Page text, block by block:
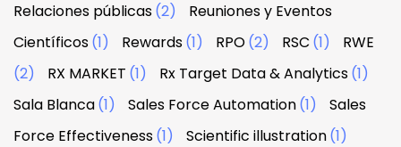
Relaciones públicas(2)
Reuniones y Eventos
Científicos(1) Rewards(1) RPO(2) RSC (1)
RWE
(2)
RX MARKET (1) Rx Target Data & Analytics(1)
Sala Blanca(1) Sales Force Automation(1)
Sales
Force Effectiveness(1) Scientific illustration(1)